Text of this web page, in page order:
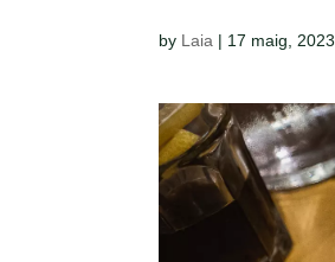
by Laia | 17 maig, 2023